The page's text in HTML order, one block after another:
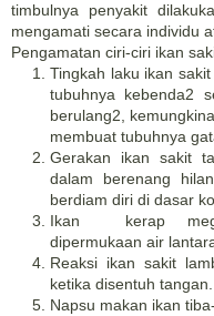
timbulnya penyakit
mengamati secara individu
Pengamatan ciri-ciri ikan
Tingkah laku ikan
tubuhnya kebenda2
berulang2,
membuat tubuhnya
Gerakan ikan sakit
dalam berenang
berdiam diri di dasar
Ikan kerap
dipermukaan air
Reaksi ikan sakit
ketika disentuh tangan.
Napsu makan ikan